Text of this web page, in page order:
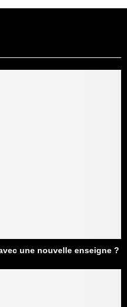
une nouvelle enseigne ?